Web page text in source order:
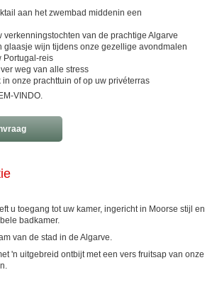
aan het zwembad middenin een
van de prachtige Algarve
wijn tijdens onze gezellige avondmalen
Portugal-reis
weg van alle stress
onze prachttuin of op uw privéterras
VINDO.
u toegang tot uw kamer, ingericht in Moorse stijl en
badkamer.
van de stad in de Algarve.
'n uitgebreid ontbijt met een vers fruitsap van onze